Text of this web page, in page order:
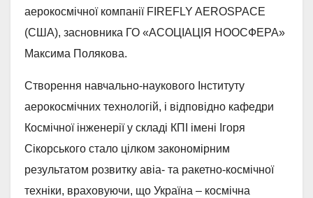
аерокосмічної компанії FIREFLY AEROSPACE
(США), засновника ГО «АСОЦІАЦІЯ НООСФЕРА»
Максима Полякова.
Створення навчально-наукового Інституту
аерокосмічних технологій, і відповідно кафедри
Космічної інженерії у складі КПІ імені Ігоря
Сікорського стало цілком закономірним
результатом розвитку авіа- та ракетно-космічної
техніки, враховуючи, що Україна – космічна